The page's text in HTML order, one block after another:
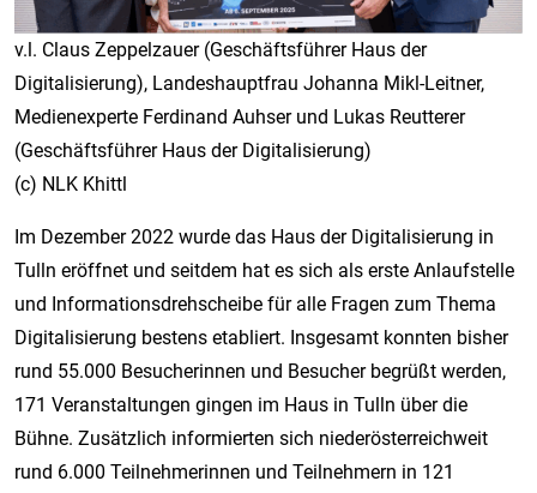
v.l. Claus Zeppelzauer (Geschäftsführer Haus der
Digitalisierung), Landeshauptfrau Johanna Mikl-Leitner,
Medienexperte Ferdinand Auhser und Lukas Reutterer
(Geschäftsführer Haus der Digitalisierung)
(c) NLK Khittl
Im Dezember 2022 wurde das Haus der Digitalisierung in
Tulln eröffnet und seitdem hat es sich als erste Anlaufstelle
und Informationsdrehscheibe für alle Fragen zum Thema
Digitalisierung bestens etabliert. Insgesamt konnten bisher
rund 55.000 Besucherinnen und Besucher begrüßt werden,
171 Veranstaltungen gingen im Haus in Tulln über die
Bühne. Zusätzlich informierten sich niederösterreichweit
rund 6.000 Teilnehmerinnen und Teilnehmern in 121